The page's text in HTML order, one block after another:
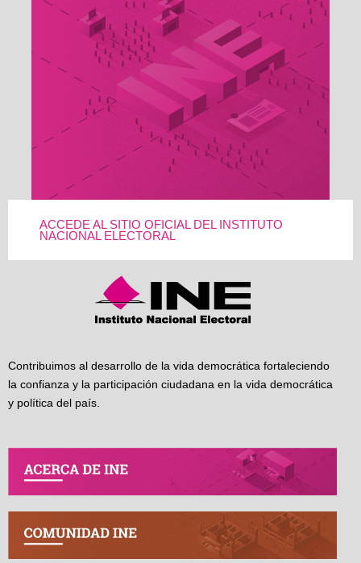
ACCEDE AL SITIO OFICIAL DEL INSTITUTO
NACIONAL ELECTORAL
Contribuimos al desarrollo de la vida democrática fortaleciendo
la confianza y la participación ciudadana en la vida democrática
y política del país.